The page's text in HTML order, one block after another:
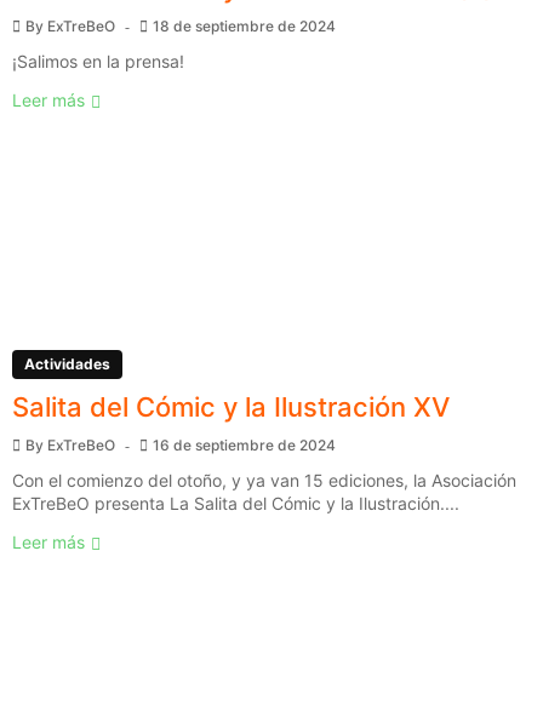
By ExTreBeO 18 de septiembre de 2024
¡Salimos en la prensa!
Leer más
Actividades
Salita del Cómic y la Ilustración XV
By ExTreBeO 16 de septiembre de 2024
Con el comienzo del otoño, y ya van 15 ediciones, la Asociación
ExTreBeO presenta La Salita del Cómic y la Ilustración....
Leer más